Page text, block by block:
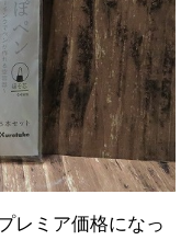
レミア価格になっ